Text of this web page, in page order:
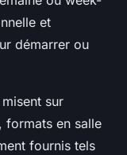
et
démarrer ou
sur
formats en salle
fournis tels